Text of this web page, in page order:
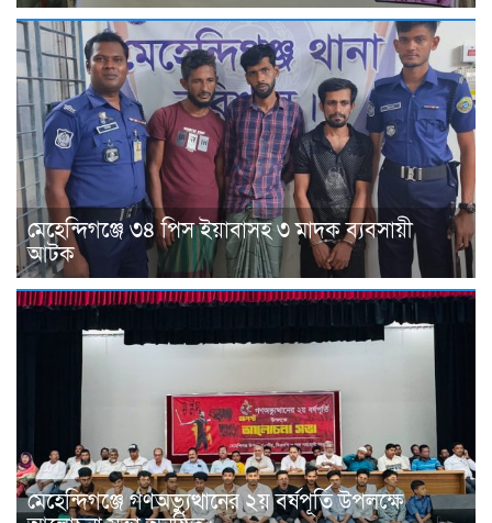
মেহেন্দিগঞ্জে ৩৪ পিস ইয়াবাসহ ৩ মাদক ব্যবসায়ী
আটক
মেহেন্দিগঞ্জে গণঅভ্যুত্থানের ২য় বর্ষপূর্তি উপলক্ষে